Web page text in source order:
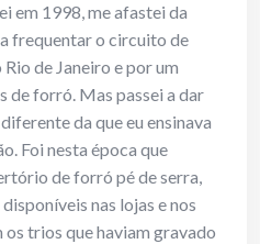
em 1998, me afastei da
frequentar o circuito de
de Janeiro e por um
de forró. Mas passei a dar
da que eu ensinava
Foi nesta época que
de forró pé de serra,
nas lojas e nos
trios que haviam gravado